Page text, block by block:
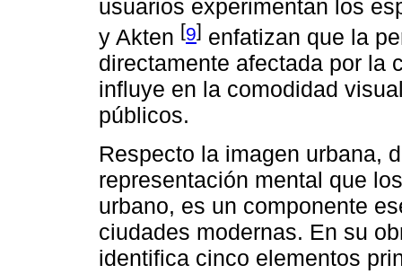
usuarios experimentan los
y Akten [9] enfatizan que la
directamente afectada por la
influye en la comodidad
públicos.
Respecto la imagen urbana,
representación mental que
urbano, es un componente
ciudades modernas. En su
identifica cinco elementos